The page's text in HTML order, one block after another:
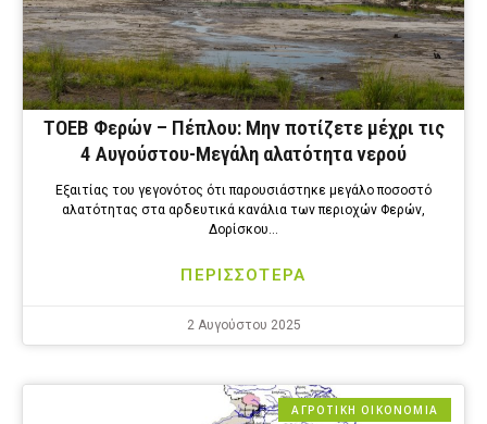
ΤΟΕΒ Φερών – Πέπλου: Μην ποτίζετε μέχρι τις
4 Αυγούστου-Μεγάλη αλατότητα νερού
Εξαιτίας του γεγονότος ότι παρουσιάστηκε μεγάλο ποσοστό
αλατότητας στα αρδευτικά κανάλια των περιοχών Φερών,
Δορίσκου…
ΠΕΡΙΣΣΟΤΕΡΑ
2 Αυγούστου 2025
ΑΓΡΟΤΙΚΗ ΟΙΚΟΝΟΜΙΑ